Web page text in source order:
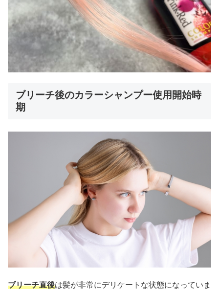
ブリーチ後のカラーシャンプー使用開始時
期
ブリーチ直後は髪が非常にデリケートな状態になっていま